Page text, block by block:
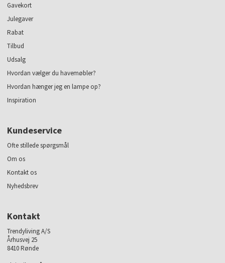
Gavekort
Julegaver
Rabat
Tilbud
Udsalg
Hvordan vælger du havemøbler?
Hvordan hænger jeg en lampe op?
Inspiration
Kundeservice
Ofte stillede spørgsmål
Om os
Kontakt os
Nyhedsbrev
Kontakt
Trendyliving A/S
Århusvej 25
8410 Rønde